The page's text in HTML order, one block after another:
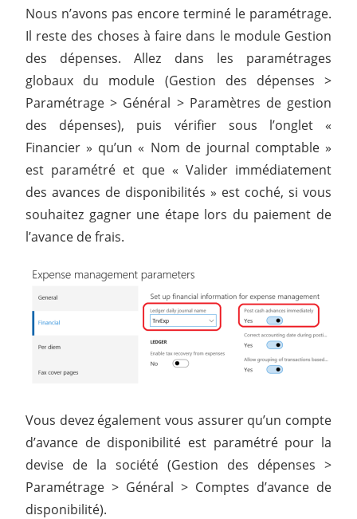
Nous n’avons pas encore terminé le paramétrage.
Il reste des choses à faire dans le module Gestion
des dépenses. Allez dans les paramétrages
globaux du module (Gestion des dépenses >
Paramétrage > Général > Paramètres de gestion
des dépenses), puis vérifier sous l’onglet «
Financier » qu’un « Nom de journal comptable »
est paramétré et que « Valider immédiatement
des avances de disponibilités » est coché, si vous
souhaitez gagner une étape lors du paiement de
l’avance de frais.
Vous devez également vous assurer qu’un compte
d’avance de disponibilité est paramétré pour la
devise de la société (Gestion des dépenses >
Paramétrage > Général > Comptes d’avance de
disponibilité).